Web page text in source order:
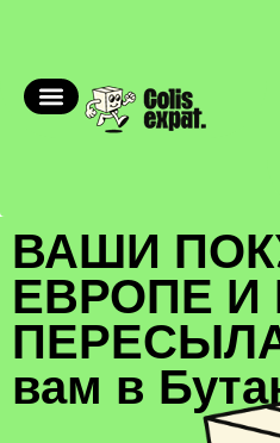
ВАШИ
ЕВРОПЕ
вам в